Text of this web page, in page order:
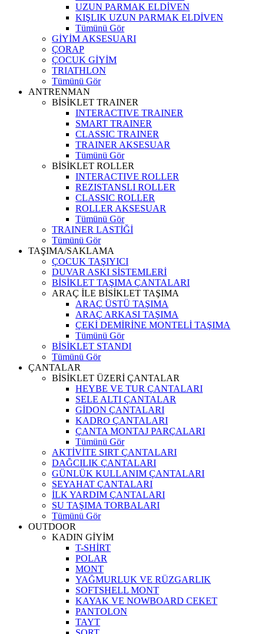
UZUN PARMAK ELDİVEN
KIŞLIK UZUN PARMAK ELDİVEN
Tümünü Gör
GİYİM AKSESUARI
ÇORAP
ÇOCUK GİYİM
TRIATHLON
Tümünü Gör
ANTRENMAN
BİSİKLET TRAINER
INTERACTIVE TRAINER
SMART TRAINER
CLASSIC TRAINER
TRAINER AKSESUAR
Tümünü Gör
BİSİKLET ROLLER
INTERACTIVE ROLLER
REZISTANSLI ROLLER
CLASSIC ROLLER
ROLLER AKSESUAR
Tümünü Gör
TRAINER LASTİĞİ
Tümünü Gör
TAŞIMA/SAKLAMA
ÇOCUK TAŞIYICI
DUVAR ASKI SİSTEMLERİ
BİSİKLET TAŞIMA ÇANTALARI
ARAÇ İLE BİSİKLET TAŞIMA
ARAÇ ÜSTÜ TAŞIMA
ARAÇ ARKASI TAŞIMA
ÇEKİ DEMİRİNE MONTELİ TAŞIMA
Tümünü Gör
BİSİKLET STANDI
Tümünü Gör
ÇANTALAR
BİSİKLET ÜZERİ ÇANTALAR
HEYBE VE TUR ÇANTALARI
SELE ALTI ÇANTALAR
GİDON ÇANTALARI
KADRO ÇANTALARI
ÇANTA MONTAJ PARÇALARI
Tümünü Gör
AKTİVİTE SIRT ÇANTALARI
DAĞCILIK ÇANTALARI
GÜNLÜK KULLANIM ÇANTALARI
SEYAHAT ÇANTALARI
İLK YARDIM ÇANTALARI
SU TAŞIMA TORBALARI
Tümünü Gör
OUTDOOR
KADIN GİYİM
T-SHİRT
POLAR
MONT
YAĞMURLUK VE RÜZGARLIK
SOFTSHELL MONT
KAYAK VE NOWBOARD CEKET
PANTOLON
TAYT